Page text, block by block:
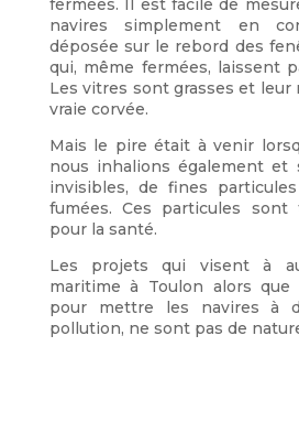
fermées. Il est facile de
navires simplement en
déposée sur le rebord des
qui, même fermées, laissent
Les vitres sont grasses et leur
vraie corvée.
Mais le pire était à venir
nous inhalions également et
invisibles, de fines
fumées. Ces particules sont
pour la santé.
Les projets qui visent à
maritime à Toulon alors que
pour mettre les navires à
pollution, ne sont pas de